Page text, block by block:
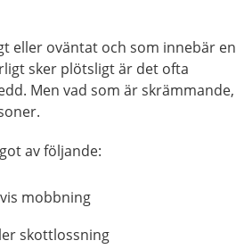
eller oväntat och som innebär en
sker plötsligt är det ofta
Men vad som är skrämmande,
av följande:
mobbning
skottlossning